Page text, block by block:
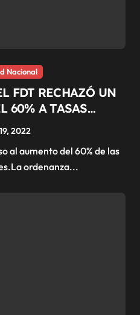
Nacional
FDT RECHAZÓ UN
60% A TASAS
2022
ordenanza...